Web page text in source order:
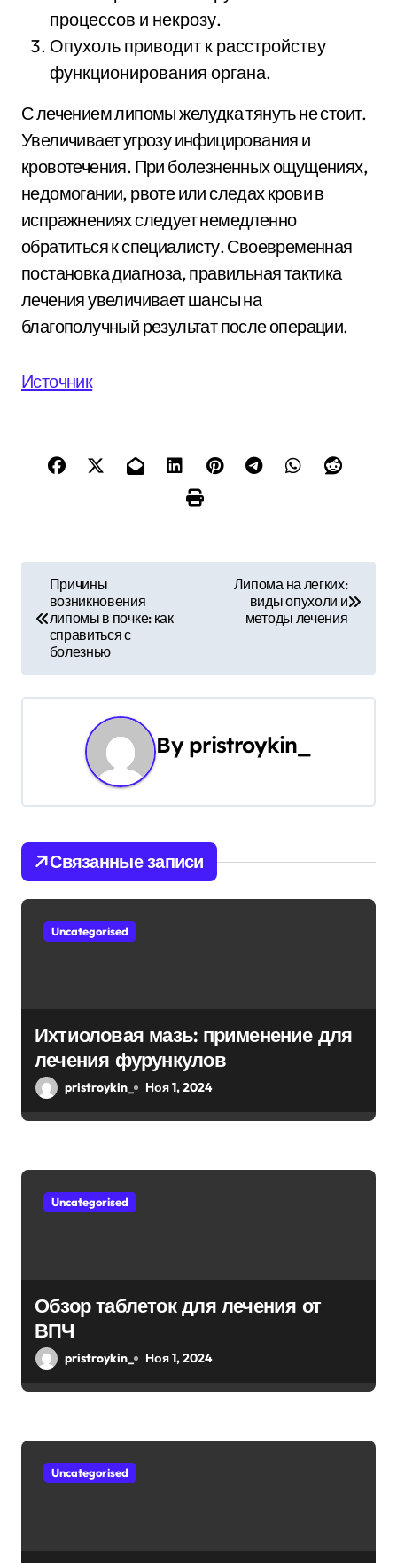
процессов и некрозу.
Опухоль приводит к расстройству
функционирования органа.
С лечением липомы желудка тянуть не стоит.
Увеличивает угрозу инфицирования и
кровотечения. При болезненных ощущениях,
недомогании, рвоте или следах крови в
испражнениях следует немедленно
обратиться к специалисту. Своевременная
постановка диагноза, правильная тактика
лечения увеличивает шансы на
благополучный результат после операции.
Источник
и
ц
и
я
п
п
и
с
я
Причины
возникновения
липомы в почке: как
справиться с
болезнью
Липома на легких:
виды опухоли и
методы лечения
By pristroykin_
Связанные записи
Uncategorised
Ихтиоловая мазь: применение для
лечения фурункулов
pristroykin_ Ноя 1, 2024
Uncategorised
Обзор таблеток для лечения от
ВПЧ
pristroykin_ Ноя 1, 2024
Uncategorised